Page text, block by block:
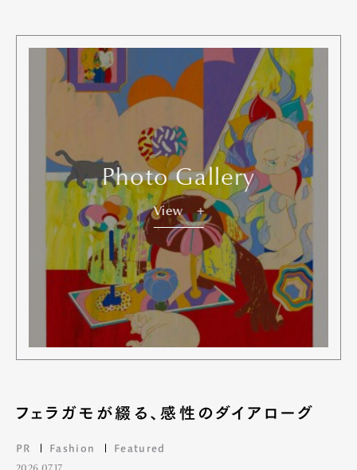
Photo Gallery
View
フェラガモが綴る、感性のダイアローグ
PR Fashion Featured